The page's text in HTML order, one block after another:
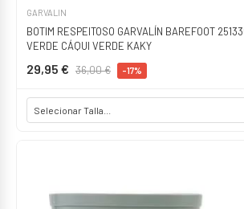
GARVALIN
BOTIM RESPEITOSO GARVALÍN BAREFOOT
VERDE CÁQUI VERDE KAKY
29,95 € 36,00 € -17%